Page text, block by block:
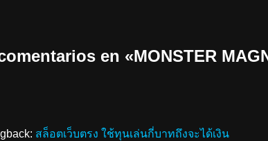
en «MONSTER
สล็อตเว็บตรง ใช้ทุนเล่นกี่บาทถึงจะได้เงิน